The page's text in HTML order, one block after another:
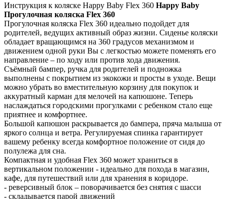
Инструкция к коляске Happy Baby Flex 360 Happy Baby
Прогулочная коляска Flex 360
Прогулочная коляска Flex 360 идеально подойдет для
родителей, ведущих активный образ жизни. Сиденье коляски
обладает вращающимся на 360 градусов механизмом и
движением одной руки Вы с легкостью можете поменять его
направление – по ходу или против хода движения.
Съёмный бампер, ручка для родителей и подножка
выполнены с покрытием из экокожи и просты в уходе. Вещи
можно убрать во вместительную корзину для покупок и
аккуратный карман для мелочей на капюшоне. Теперь
наслаждаться городскими прогулками с ребенком стало еще
приятнее и комфортнее.
Большой капюшон раскрывается до бампера, пряча малыша от
яркого солнца и ветра. Регулируемая спинка гарантирует
вашему ребенку всегда комфортное положение от сидя до
полулежа для сна.
Компактная и удобная Flex 360 может храниться в
вертикальном положении - идеально для похода в магазин,
кафе, для путешествий или для хранения в коридоре.
- реверсивный блок – поворачивается без снятия с шасси
- складывается парой движений